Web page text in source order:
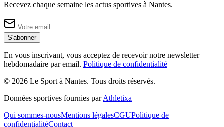
Recevez chaque semaine les actus sportives à Nantes.
S'abonner
En vous inscrivant, vous acceptez de recevoir notre newsletter
hebdomadaire par email. Politique de confidentialité
© 2026 Le Sport à Nantes. Tous droits réservés.
Données sportives fournies par Athletixa
Qui sommes-nousMentions légalesCGUPolitique de
confidentialitéContact